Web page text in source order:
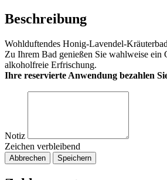
Beschreibung
Wohlduftendes Honig-Lavendel-
Zu Ihrem Bad genießen Sie wahlweise ein
alkoholfreie Erfrischung.
Ihre reservierte Anwendung bezahlen
Notiz
Zeichen verbleibend
Abbrechen Speichern